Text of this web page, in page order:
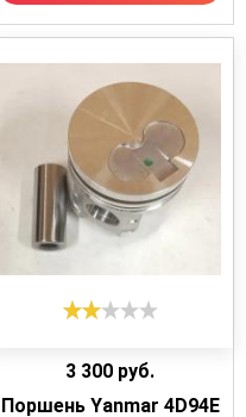
3 300 руб.
Поршень Yanmar 4D94E